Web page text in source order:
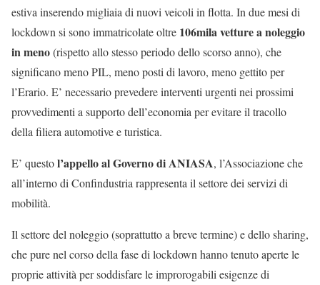
estiva inserendo migliaia di nuovi veicoli in flotta. In due mesi di
lockdown si sono immatricolate oltre 106mila vetture a noleggio
in meno(rispetto allo stesso periodo dello scorso anno), che
significano meno PIL, meno posti di lavoro, meno gettito per
l’Erario. E’ necessario prevedere interventi urgenti nei prossimi
provvedimenti a supporto dell’economia per evitare il tracollo
della filiera automotive e turistica.
E’ questol’appello al Governo di ANIASA, l’Associazione che
all’interno di Confindustria rappresenta il settore dei servizi di
mobilità.
Il settore del noleggio (soprattutto a breve termine) e dello sharing,
che pure nel corso della fase di lockdown hanno tenuto aperte le
proprie attività per soddisfare le improrogabili esigenze di